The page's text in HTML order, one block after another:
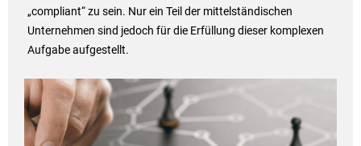
„compliant“ zu sein. Nur ein Teil der mittelständischen
Unternehmen sind jedoch für die Erfüllung dieser komplexen
Aufgabe aufgestellt.